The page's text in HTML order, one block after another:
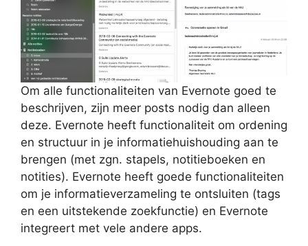
Om alle functionaliteiten van Evernote goed te
beschrijven, zijn meer posts nodig dan alleen
deze. Evernote heeft functionaliteit om ordening
en structuur in je informatiehuishouding aan te
brengen (met zgn. stapels, notitieboeken en
notities). Evernote heeft goede functionaliteiten
om je informatieverzameling te ontsluiten (tags
en een uitstekende zoekfunctie) en Evernote
integreert met vele andere apps.